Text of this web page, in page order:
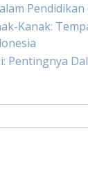
Kanak:
Pentingnya